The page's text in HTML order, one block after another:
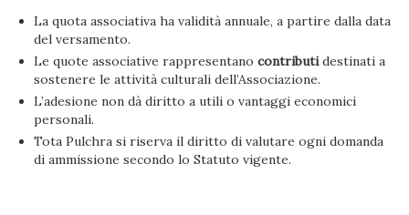
La quota associativa ha validità annuale, a partire dalla data
del versamento.
Le quote associative rappresentanocontributidestinati a
sostenere le attività culturali dell’Associazione.
L’adesione non dà diritto a utili o vantaggi economici
personali.
Tota Pulchra si riserva il diritto di valutare ogni domanda
di ammissione secondo lo Statuto vigente.